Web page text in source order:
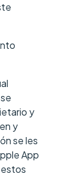
y
y
se les
App